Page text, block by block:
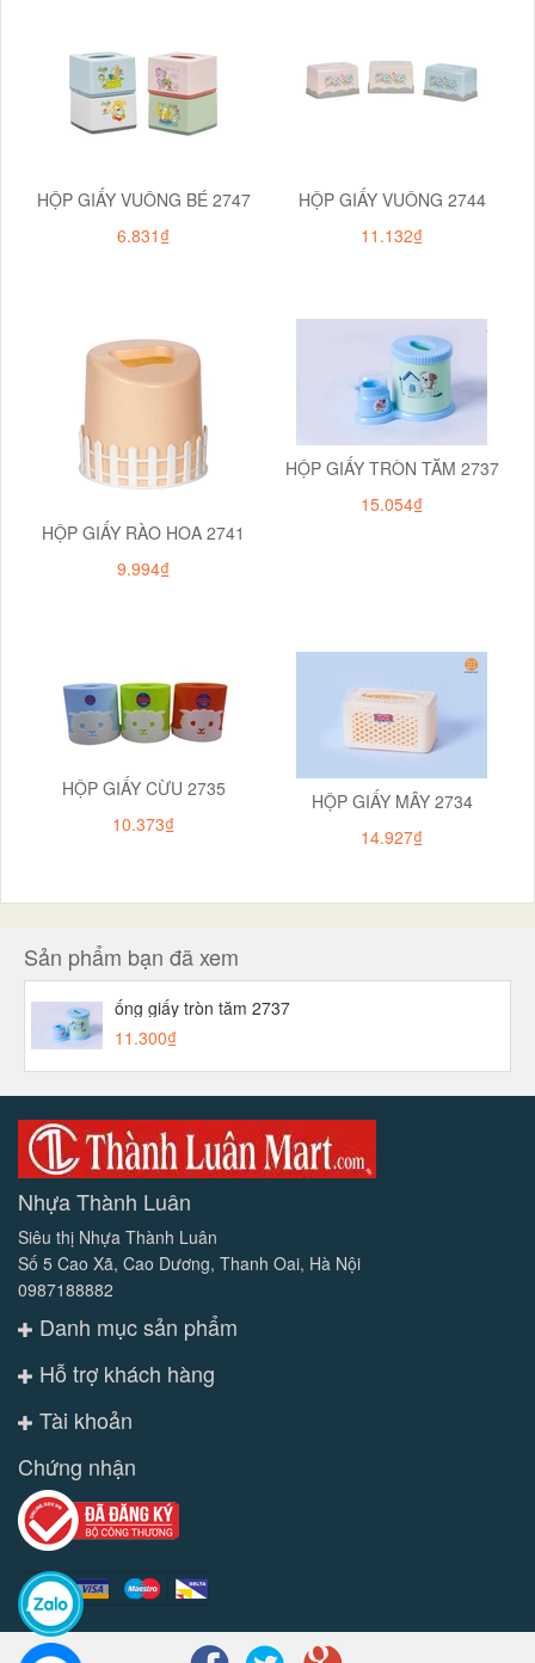
HỘP GIẤY VUÔNG BÉ 2747
6.831₫
HỘP GIẤY VUÔNG 2744
11.132₫
HỘP GIẤY RÀO HOA 2741
9.994₫
HỘP GIẤY TRÒN TĂM 2737
15.054₫
HỘP GIẤY CỪU 2735
10.373₫
HỘP GIẤY MÂY 2734
14.927₫
Sản phẩm bạn đã xem
ống giấy tròn tăm 2737
11.300₫
Nhựa Thành Luân
Siêu thị Nhựa Thành Luân
Số 5 Cao Xã, Cao Dương, Thanh Oai, Hà Nội
0987188882
Danh mục sản phẩm
Hỗ trợ khách hàng
Tài khoản
Chứng nhận